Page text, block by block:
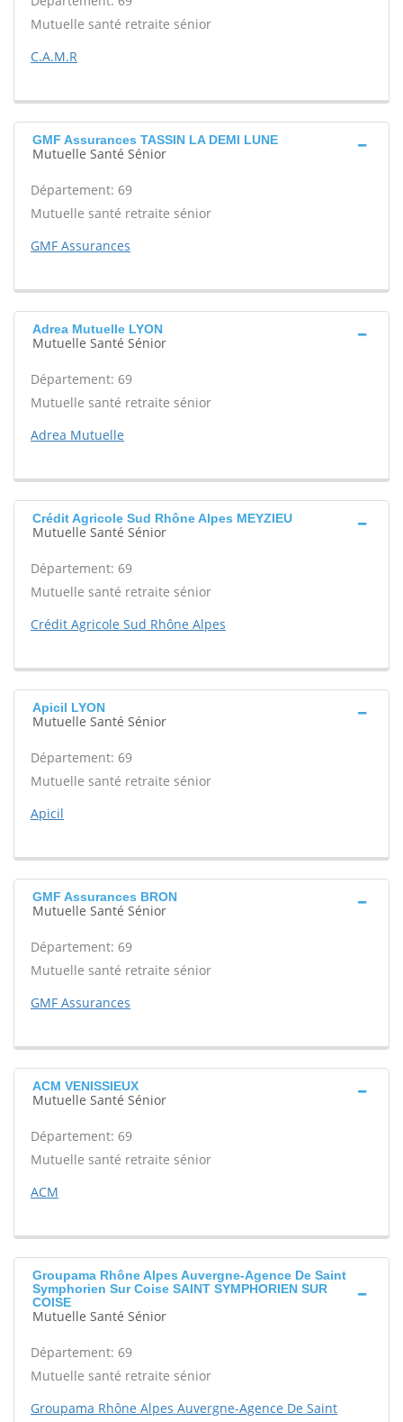
Mutuelle santé retraite sénior
C.A.M.R
GMF Assurances TASSIN LA DEMI LUNE
Mutuelle Santé Sénior
Département: 69
Mutuelle santé retraite sénior
GMF Assurances
Adrea Mutuelle LYON
Mutuelle Santé Sénior
Département: 69
Mutuelle santé retraite sénior
Adrea Mutuelle
Crédit Agricole Sud Rhône Alpes MEYZIEU
Mutuelle Santé Sénior
Département: 69
Mutuelle santé retraite sénior
Crédit Agricole Sud Rhône Alpes
Apicil LYON
Mutuelle Santé Sénior
Département: 69
Mutuelle santé retraite sénior
Apicil
GMF Assurances BRON
Mutuelle Santé Sénior
Département: 69
Mutuelle santé retraite sénior
GMF Assurances
ACM VENISSIEUX
Mutuelle Santé Sénior
Département: 69
Mutuelle santé retraite sénior
ACM
Groupama Rhône Alpes Auvergne-Agence De Saint
Symphorien Sur Coise SAINT SYMPHORIEN SUR
COISE
Mutuelle Santé Sénior
Département: 69
Mutuelle santé retraite sénior
Groupama Rhône Alpes Auvergne-Agence De Saint